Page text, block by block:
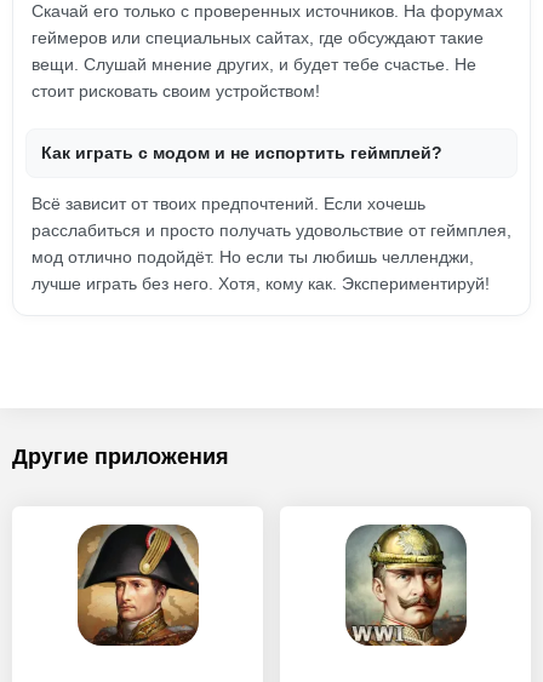
Скачай его только с проверенных источников. На форумах
геймеров или специальных сайтах, где обсуждают такие
вещи. Слушай мнение других, и будет тебе счастье. Не
стоит рисковать своим устройством!
Как играть с модом и не испортить геймплей?
Всё зависит от твоих предпочтений. Если хочешь
расслабиться и просто получать удовольствие от геймплея,
мод отлично подойдёт. Но если ты любишь челленджи,
лучше играть без него. Хотя, кому как. Экспериментируй!
Другие приложения